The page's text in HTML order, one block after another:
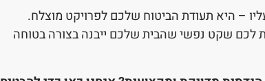
– היא תעודת הביטוח שלכם לפרויקט מוצלח.
לכם שקט נפשי שהבית שלכם ייבנה בצורה בטוחה